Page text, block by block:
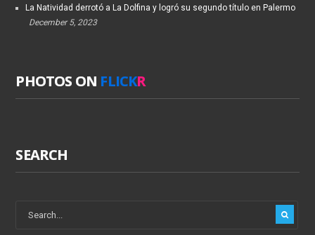
La Natividad derrotó a La Dolfina y logró su segundo título en Palermo
December 5, 2023
PHOTOS ON FLICKR
SEARCH